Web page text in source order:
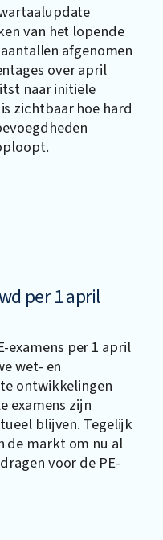
van het lopende
afgenomen
over april
naar initiële
zichtbaar hoe hard
per 1 april
examens per 1 april
wet- en
ontwikkelingen
examens zijn
blijven. Tegelijk
de markt om nu al
voor de PE-